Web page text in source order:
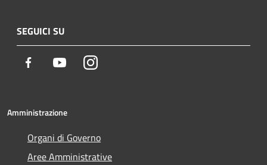
SEGUICI SU
Facebook YoutubeInstagram
Amministrazione
Organi di Governo
Aree Amministrative